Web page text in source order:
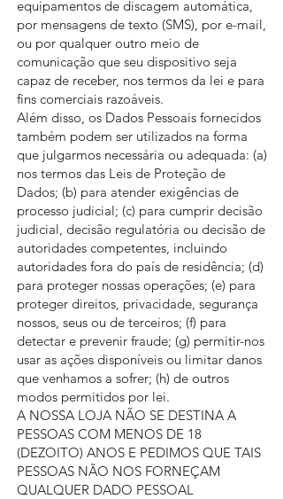
equipamentos de discagem automática,
por mensagens de texto (SMS), por e-mail,
ou por qualquer outro meio de
comunicação que seu dispositivo seja
capaz de receber, nos termos da lei e para
fins comerciais razoáveis.
Além disso, os Dados Pessoais fornecidos
também podem ser utilizados na forma
que julgarmos necessária ou adequada: (a)
nos termos das Leis de Proteção de
Dados; (b) para atender exigências de
processo judicial; (c) para cumprir decisão
judicial, decisão regulatória ou decisão de
autoridades competentes, incluindo
autoridades fora do país de residência; (d)
para proteger nossas operações; (e) para
proteger direitos, privacidade, segurança
nossos, seus ou de terceiros; (f) para
detectar e prevenir fraude; (g) permitir-nos
usar as ações disponíveis ou limitar danos
que venhamos a sofrer; (h) de outros
modos permitidos por lei.
A NOSSA LOJA NÃO SE DESTINA A
PESSOAS COM MENOS DE 18
(DEZOITO) ANOS E PEDIMOS QUE TAIS
PESSOAS NÃO NOS FORNEÇAM
QUALQUER DADO PESSOAL